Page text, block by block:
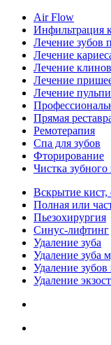
Air Flow
Инфильтрация
Лечение зубов
Лечение
Лечение
Лечение
Лечение
Прямая
Ремотерапия
Спа для зубов
Фторирование
Чистка зубного
Вскрытие
Полная или
Пьезохирургия
Синус-лифтинг
Удаление зуба
Удаление зуба
Удаление
Удаление